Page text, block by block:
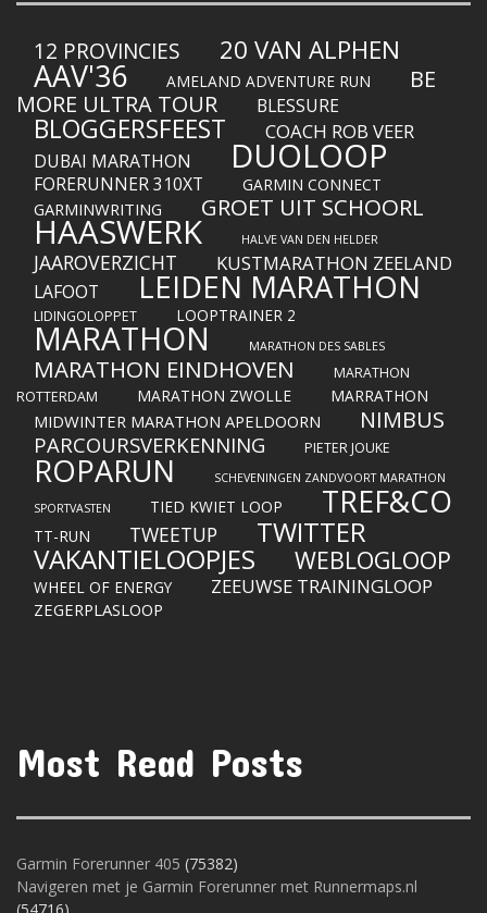
12 PROVINCIES 20 VAN ALPHEN
AAV'36 AMELAND ADVENTURE RUN
BE
MORE ULTRA TOUR
BLESSURE
BLOGGERSFEEST COACH ROB VEER
DUBAI MARATHON DUOLOOP
FORERUNNER 310XT GARMIN CONNECT
GARMINWRITING GROET UIT SCHOORL
HAASWERK HALVE VAN DEN HELDER
JAAROVERZICHT KUSTMARATHON ZEELAND
LAFOOT LEIDEN MARATHON
LIDINGOLOPPET LOOPTRAINER 2
MARATHON MARATHON DES SABLES
MARATHON EINDHOVEN
MARATHON
ROTTERDAM
MARATHON ZWOLLE MARRATHON
MIDWINTER MARATHON APELDOORN NIMBUS
PARCOURSVERKENNING PIETER JOUKE
ROPARUN
SCHEVENINGEN ZANDVOORT MARATHON
SPORTVASTEN
TIED KWIET LOOP TREF&CO
TT-RUN TWEETUP TWITTER
VAKANTIELOOPJES WEBLOGLOOP
WHEEL OF ENERGY ZEEUWSE TRAININGLOOP
ZEGERPLASLOOP
Most Read Posts
Garmin Forerunner 405 (75382)
Navigeren met je Garmin Forerunner met Runnermaps.nl